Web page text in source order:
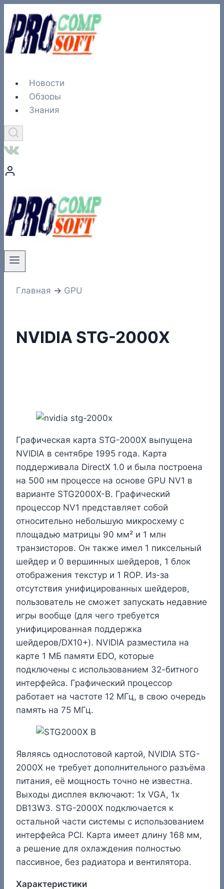
Перейти
содержимому
Новости
Обзоры
Знания
Главная → GPU
NVIDIA STG-2000X
Графическая карта STG-2000X выпущена
NVIDIA в сентябре 1995 года. Карта
поддерживала DirectX 1.0 и была построена
на 500 нм процессе на основе GPU NV1 в
варианте STG2000X-B. Графический
процессор NV1 представляет собой
относительно небольшую микросхему с
площадью матрицы 90 мм² и 1 млн
транзисторов. Он также имел 1 пиксельный
шейдер и 0 вершинных шейдеров, 1 блок
отображения текстур и 1 ROP. Из-за
отсутствия унифицированных шейдеров,
пользователь не сможет запускать недавние
игры вообще (для чего требуется
унифицированная поддержка
шейдеров/DX10+). NVIDIA разместила на
карте 1 МБ памяти EDO, которые
подключены с использованием 32-битного
интерфейса. Графический процессор
работает на частоте 12 МГц, в свою очередь
память на 75 МГц.
Являясь однослотовой картой, NVIDIA STG-
2000X не требует дополнительного разъёма
питания, её мощность точно не известна.
Выходы дисплея включают: 1x VGA, 1x
DB13W3. STG-2000X подключается к
остальной части системы с использованием
интерфейса PCI. Карта имеет длину 168 мм,
а решение для охлаждения полностью
пассивное, без радиатора и вентилятора.
Характеристики